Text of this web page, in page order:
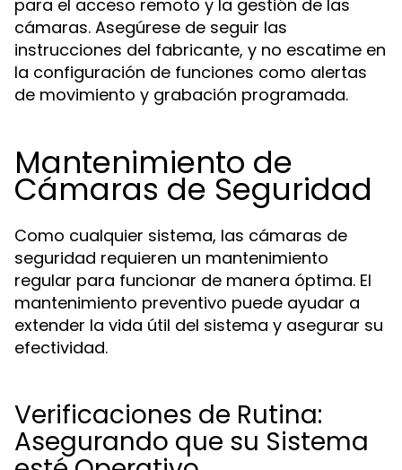
para el acceso remoto y la gestión de las
cámaras. Asegúrese de seguir las
instrucciones del fabricante, y no escatime en
la configuración de funciones como alertas
de movimiento y grabación programada.
Mantenimiento de
Cámaras de Seguridad
Como cualquier sistema, las cámaras de
seguridad requieren un mantenimiento
regular para funcionar de manera óptima. El
mantenimiento preventivo puede ayudar a
extender la vida útil del sistema y asegurar su
efectividad.
Verificaciones de Rutina:
Asegurando que su Sistema